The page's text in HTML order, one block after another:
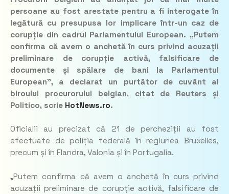
persoane au fost arestate pentru a fi interogate în
legătură cu presupusa lor implicare într-un caz de
corupție din cadrul Parlamentului European. „Putem
confirma că avem o anchetă în curs privind acuzații
preliminare de corupție activă, falsificare de
documente și spălare de bani la Parlamentul
European”, a declarat un purtător de cuvânt al
biroului procurorului belgian, citat de Reuters și
Politico, scrie HotNews.ro.
Oficialii au precizat că 21 de percheziții au fost
efectuate de poliția federală în regiunea Bruxelles,
precum și în Flandra, Valonia și în Portugalia.
„Putem confirma că avem o anchetă în curs privind
acuzații preliminare de corupție activă, falsificare de